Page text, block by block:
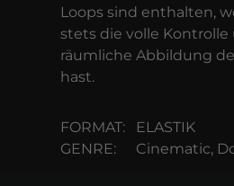
Loops sind enthalten,
stets die volle Kontrolle
räumliche Abbildung
hast.
FORMAT:
ELASTIK
GENRE:
Cinematic,